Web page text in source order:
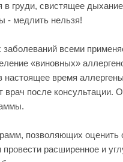
груди, свистящее
- медлить нельзя!
заболеваний всеми
«виновных»
настоящее время
после консультации.
позволяющих оценить
расширенное и